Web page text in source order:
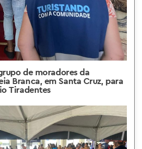
de moradores da
Branca, em Santa Cruz, para
Tiradentes